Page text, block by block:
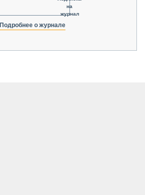
на
журнал
Подробнее о журнале